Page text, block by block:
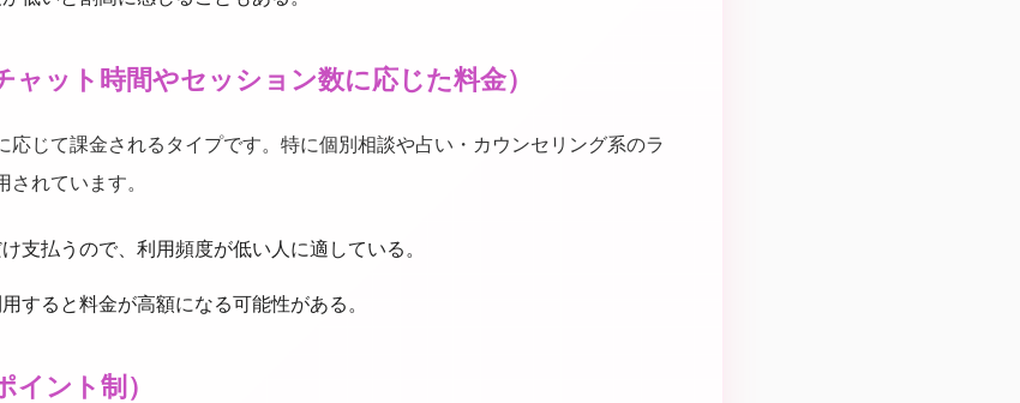
ャット時間やセッション数に応じた料金）
応じて課金されるタイプです。特に個別相談や占い・カウンセリング系のラ
れています。
支払うので、利用頻度が低い人に適している。
すると料金が高額になる可能性がある。
イント制）